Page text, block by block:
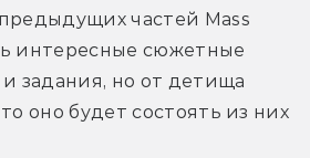
частей Mass
интересные сюжетные
задания, но от детища
оно будет состоять из них